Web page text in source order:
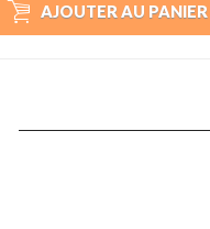
AJOUTER AU PANIER